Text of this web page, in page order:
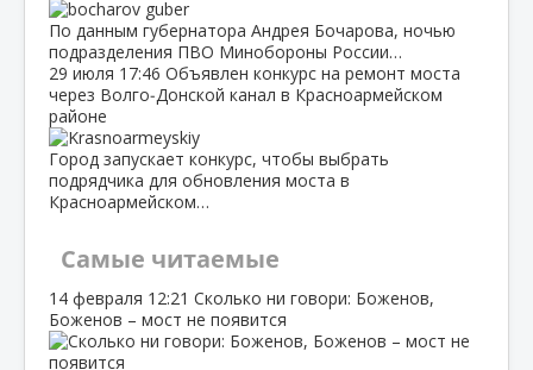
По данным губернатора Андрея Бочарова, ночью
подразделения ПВО Минобороны России…
29 июля 17:46 Объявлен конкурс на ремонт моста
через Волго‑Донской канал в Красноармейском
районе
Город запускает конкурс, чтобы выбрать
подрядчика для обновления моста в
Красноармейском…
Самые читаемые
14 февраля 12:21 Сколько ни говори: Боженов,
Боженов – мост не появится